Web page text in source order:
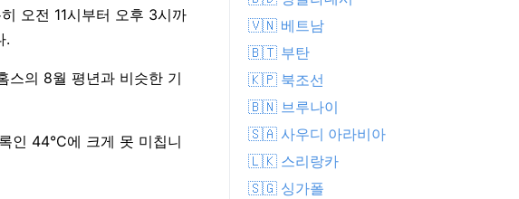
오전 11시부터 오후 3시까
.
스의 8월 평년과 비슷한 기
인 44°C에 크게 못 미칩니
🇻🇳 베트남
🇧🇹 부탄
🇰🇵 북조선
🇧🇳 브루나이
🇸🇦 사우디 아라비아
🇱🇰 스리랑카
🇸🇬 싱가폴